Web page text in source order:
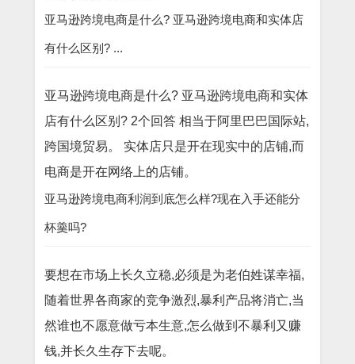
亚马逊跨境电商是什么? 亚马逊跨境电商和实体店
有什么区别? ...
亚马逊跨境电商是什么? 亚马逊跨境电商和实体
店有什么区别? 2个回答 相当于阿里巴巴国际站,
跨国境贸易。 实体店只是开在现实中的店铺,而
电商是开在网络上的店铺。
亚马逊跨境电商利润到底怎么样?现在入手还能分
杯羹吗?
要想在市场上长久立稳,必须是为老伯姓谋幸福,
随着世界各商家的竞争激烈,暴利产品将消亡,当
然谁也不愿意做亏本生意,怎么做到不暴利又赚
钱,并长久生存下去呢。